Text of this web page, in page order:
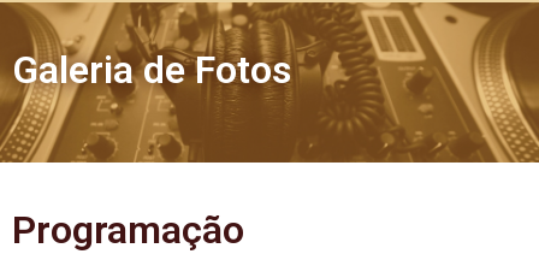
Galeria de Fotos
Programação